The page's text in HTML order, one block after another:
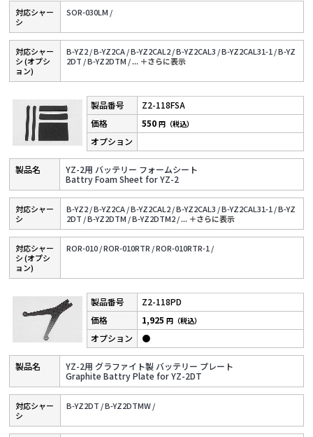
対応シャー
シ
SOR-030LM /
対応シャー
シ (オプシ
ョン)
B-YZ2 /B-YZ2CA /B-YZ2CAL2 /B-YZ2CAL3 /B-YZ2CAL31-1 /B-YZ
2DT /B-YZ2DTM /... ＋さらに表⽰
Z2-118FSA
YZ-2用 バッテリー フォームシート
Battry Foam Sheet for YZ-2
550円（税込）
対応シャー
シ
B-YZ2 /B-YZ2CA /B-YZ2CAL2 /B-YZ2CAL3 /B-YZ2CAL31-1 /B-YZ
2DT /B-YZ2DTM /B-YZ2DTM2 /... ＋さらに表⽰
対応シャー
シ (オプシ
ョン)
ROR-010 /ROR-010RTR /ROR-010RTR-1 /
Z2-118PD
YZ-2用 グラファイト製 バッテリー プレート
Graphite Battry Plate for YZ-2DT
1,925円（税込）
●
対応シャー
シ
B-YZ2DT /B-YZ2DTMW /